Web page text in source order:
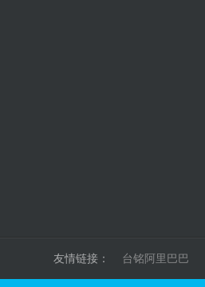
友情链接： 台铭阿里巴巴